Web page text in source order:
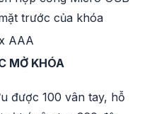
trước của khóa
AAA
MỞ KHÓA
được 100 vân tay, hỗ